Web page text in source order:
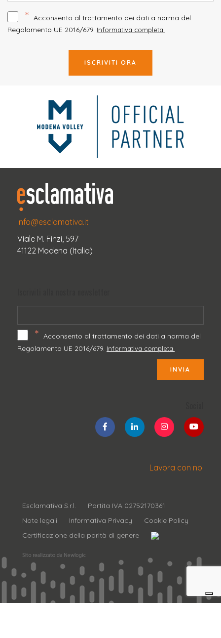
* Acconsento al trattamento dei dati a norma del
Regolamento UE 2016/679. Informativa completa.
ISCRIVITI ORA
info@esclamativa.it
Viale M. Finzi, 597
41122 Modena (Italia)
* Acconsento al trattamento dei dati a norma del
Regolamento UE 2016/679. Informativa completa.
INVIA
Lavora con noi
Esclamativa S.r.l.
Partita IVA 02752170361
Note legali
Informativa Privacy
Cookie Policy
Certificazione della parità di genere